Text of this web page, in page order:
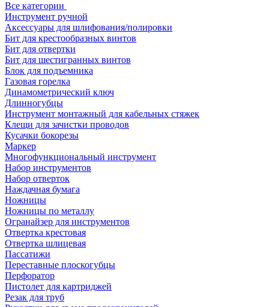
Все категории
Инструмент ручной
Аксессуары для шлифования/полировки
Бит для крестообразных винтов
Бит для отвертки
Бит для шестигранных винтов
Блок для подъемника
Газовая горелка
Динамометрический ключ
Длинногубцы
Инструмент монтажный для кабельных стяжек
Клещи для зачистки проводов
Кусачки бокорезы
Маркер
Многофункциональный инструмент
Набор инструментов
Набор отверток
Наждачная бумага
Ножницы
Ножницы по металлу
Огранайзер для инструментов
Отвертка крестовая
Отвертка шлицевая
Пассатижи
Переставные плоскогубцы
Перфоратор
Пистолет для картриджей
Резак для труб